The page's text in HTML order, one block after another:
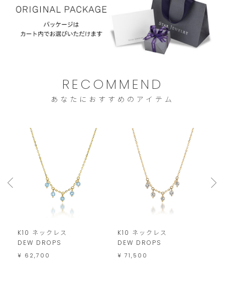
だ
き
す。
ご
で
お
願
RECOMMEND
あなたにおすすめのアイテム
K10 ネックレス
DEW DROPS
¥ 62,700
K10 ネックレス
DEW DROPS
¥ 71,500